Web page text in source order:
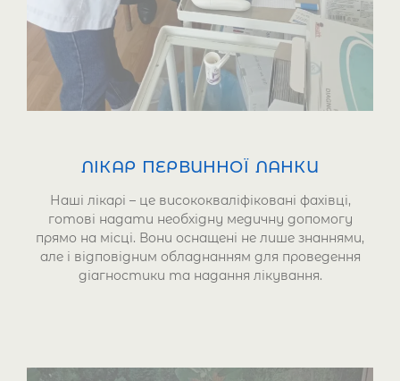
ЛІКАР ПЕРВИННОЇ ЛАНКИ
Наші лікарі – це висококваліфіковані фахівці,
готові надати необхідну медичну допомогу
прямо на місці. Вони оснащені не лише знаннями,
але і відповідним обладнанням для проведення
діагностики та надання лікування.